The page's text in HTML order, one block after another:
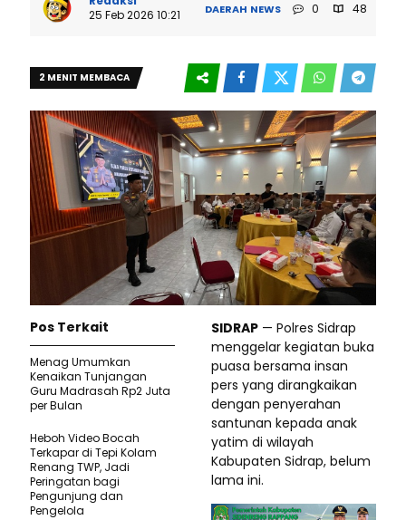
25 Feb 2026 10:21
DAERAH NEWS 0 48
2 MENIT MEMBACA
SIDRAP — Polres Sidrap
menggelar kegiatan buka
puasa bersama insan
pers yang dirangkaikan
dengan penyerahan
santunan kepada anak
yatim di wilayah
Kabupaten Sidrap, belum
lama ini.
Pos Terkait
Menag Umumkan
Kenaikan Tunjangan
Guru Madrasah Rp2 Juta
per Bulan
Heboh Video Bocah
Terkapar di Tepi Kolam
Renang TWP, Jadi
Peringatan bagi
Pengunjung dan
Pengelola